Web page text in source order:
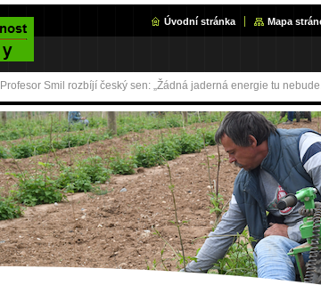
Úvodní stránka Mapa
Profesor Smil rozbíjí český sen: „Žádná jaderná energie tu